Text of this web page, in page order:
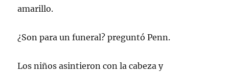
amarillo.
¿Son para un funeral? preguntó Penn.
Los niños asintieron con la cabeza y